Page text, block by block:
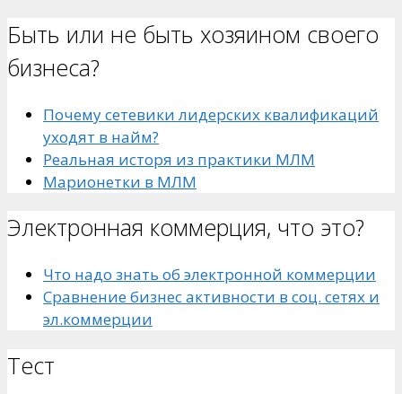
Быть или не быть хозяином своего
бизнеса?
Почему сетевики лидерских квалификаций
уходят в найм?
Реальная исторя из практики МЛМ
Марионетки в МЛМ
Электронная коммерция, что это?
Что надо знать об электронной коммерции
Сравнение бизнес активности в соц. сетях и
эл.коммерции
Тест